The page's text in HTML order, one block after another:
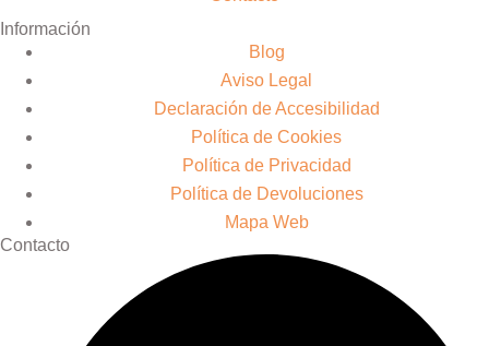
Información
Blog
Aviso Legal
Declaración de Accesibilidad
Política de Cookies
Política de Privacidad
Política de Devoluciones
Mapa Web
Contacto